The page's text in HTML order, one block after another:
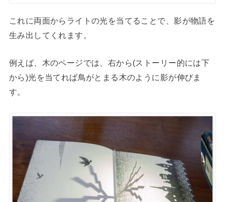
これに両面からライトの光を当てることで、影が物語を
生み出してくれます。
例えば、木のページでは、右から(ストーリー的には下
から)光を当てれば鳥がとまる木のように影が伸びま
す。